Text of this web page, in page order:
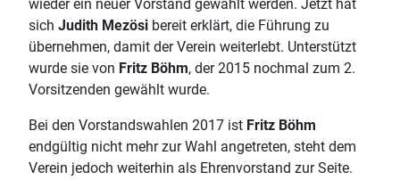
wieder ein neuer Vorstand gewählt werden. Jetzt hat
sich Judith Mezösi bereit erklärt, die Führung zu
übernehmen, damit der Verein weiterlebt. Unterstützt
wurde sie von Fritz Böhm, der 2015 nochmal zum 2.
Vorsitzenden gewählt wurde.
Bei den Vorstandswahlen 2017 ist Fritz Böhm
endgültig nicht mehr zur Wahl angetreten, steht dem
Verein jedoch weiterhin als Ehrenvorstand zur Seite.